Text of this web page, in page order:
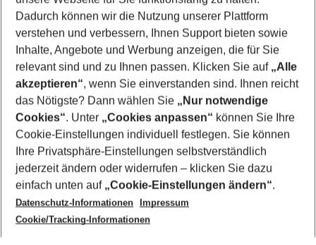
Mehr Filter anzeigen
Footer
Footer navigation
Über uns
AGB
Cookie-Einstellungen ändern
Cookie-Richtlinie
Datenschutz
Service & Hilfe
Barrierefreies Reisen
Check-in
Folgen Sie uns
Dadurch können wir die Nutzung unserer Plattform
verstehen und verbessern, Ihnen Support bieten sowie
Inhalte, Angebote und Werbung anzeigen, die für Sie
relevant sind und zu Ihnen passen. Klicken Sie auf „Alle
akzeptieren“, wenn Sie einverstanden sind. Ihnen reicht
das Nötigste? Dann wählen Sie „Nur notwendige
Cookies“. Unter „Cookies anpassen“ können Sie Ihre
Cookie-Einstellungen individuell festlegen. Sie können
Ihre Privatsphäre-Einstellungen selbstverständlich
jederzeit ändern oder widerrufen – klicken Sie dazu
einfach unten auf „Cookie-Einstellungen ändern“.
Datenschutz-Informationen
Impressum
Cookie/Tracking-Informationen